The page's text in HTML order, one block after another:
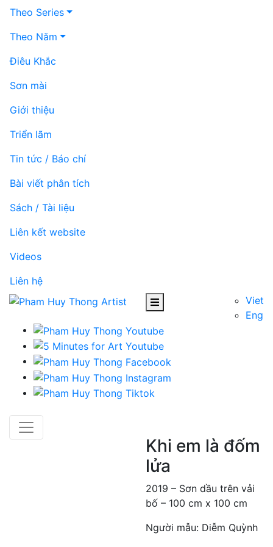
Theo Series
Theo Năm
Điêu Khắc
Sơn mài
Giới thiệu
Triển lãm
Tin tức / Báo chí
Bài viết phân tích
Sách / Tài liệu
Liên kết website
Videos
Liên hệ
Viet
Eng
Khi em là đốm
lửa
2019 – Sơn dầu trên vải
bố – 100 cm x 100 cm
Người mẫu: Diễm Quỳnh